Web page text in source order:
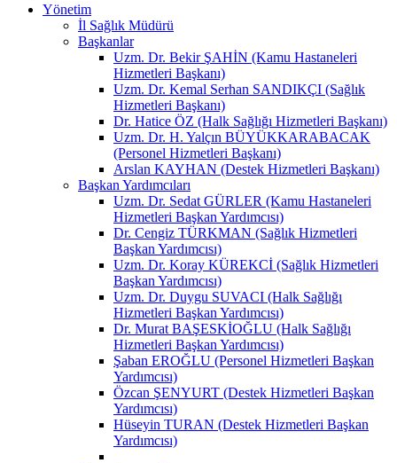
Yönetim
İl Sağlık Müdürü
Başkanlar
Uzm. Dr. Bekir ŞAHİN (Kamu Hastaneleri
Hizmetleri Başkanı)
Uzm. Dr. Kemal Serhan SANDIKÇI (Sağlık
Hizmetleri Başkanı)
Dr. Hatice ÖZ (Halk Sağlığı Hizmetleri Başkanı)
Uzm. Dr. H. Yalçın BÜYÜKKARABACAK
(Personel Hizmetleri Başkanı)
Arslan KAYHAN (Destek Hizmetleri Başkanı)
Başkan Yardımcıları
Uzm. Dr. Sedat GÜRLER (Kamu Hastaneleri
Hizmetleri Başkan Yardımcısı)
Dr. Cengiz TÜRKMAN (Sağlık Hizmetleri
Başkan Yardımcısı)
Uzm. Dr. Koray KÜREKCİ (Sağlık Hizmetleri
Başkan Yardımcısı)
Uzm. Dr. Duygu SUVACI (Halk Sağlığı
Hizmetleri Başkan Yardımcısı)
Dr. Murat BAŞESKİOĞLU (Halk Sağlığı
Hizmetleri Başkan Yardımcısı)
Şaban EROĞLU (Personel Hizmetleri Başkan
Yardımcısı)
Özcan ŞENYURT (Destek Hizmetleri Başkan
Yardımcısı)
Hüseyin TURAN (Destek Hizmetleri Başkan
Yardımcısı)